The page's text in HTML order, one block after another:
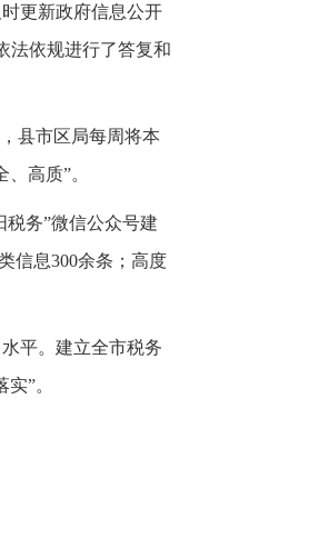
更新政府信息公开
法依规进行了答复和
县市区局每周将本
高质”。
务”微信公众号建
信息300余条；高度
平。建立全市税务
”。